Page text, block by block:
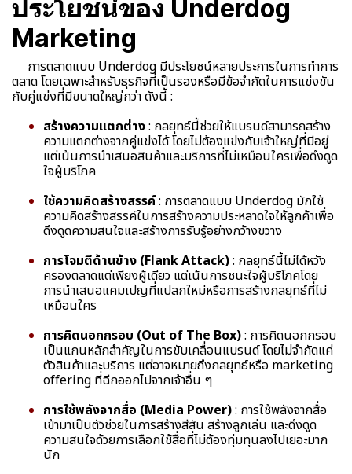
ประโยชน์ของ Underdog
Marketing
การตลาดแบบ Underdog มีประโยชน์หลายประการในการทำการ
ตลาด โดยเฉพาะสำหรับธุรกิจที่เป็นรองหรือมีข้อจำกัดในการแข่งขัน
กับคู่แข่งที่มีขนาดใหญ่กว่า ดังนี้ :
สร้างความแตกต่าง: กลยุทธ์นี้ช่วยให้แบรนด์สามารถสร้าง
ความแตกต่างจากคู่แข่งได้ โดยไม่ต้องแข่งกับเจ้าใหญ่ที่มีอยู่
แต่เน้นการนำเสนอสินค้าและบริการที่ไม่เหมือนใครเพื่อดึงดูด
ใจผู้บริโภค
ใช้ความคิดสร้างสรรค์: การตลาดแบบ Underdog มักใช้
ความคิดสร้างสรรค์ในการสร้างความประหลาดใจให้ลูกค้าเพื่อ
ดึงดูดความสนใจและสร้างการรับรู้อย่างกว้างขวาง
การโจมตีด้านข้าง (Flank Attack): กลยุทธ์นี้ไม่ได้หวัง
ครองตลาดแต่เพียงผู้เดียว แต่เน้นการชนะใจผู้บริโภคโดย
การนำเสนอแคมเปญที่แปลกใหม่หรือการสร้างกลยุทธ์ที่ไม่
เหมือนใคร
การคิดนอกกรอบ (Out of The Box): การคิดนอกกรอบ
เป็นแกนหลักสำคัญในการขับเคลื่อนแบรนด์ โดยไม่จำกัดแค่
ตัวสินค้าและบริการ แต่อาจหมายถึงกลยุทธ์หรือ marketing
offering ที่ฉีกออกไปจากเจ้าอื่น ๆ
การใช้พลังจากสื่อ (Media Power): การใช้พลังจากสื่อ
เข้ามาเป็นตัวช่วยในการสร้างสีสัน สร้างลูกเล่น และดึงดูด
ความสนใจด้วยการเลือกใช้สื่อที่ไม่ต้องทุ่มทุนลงไปเยอะมาก
นัก